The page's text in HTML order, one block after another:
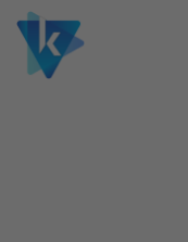
Skip
content